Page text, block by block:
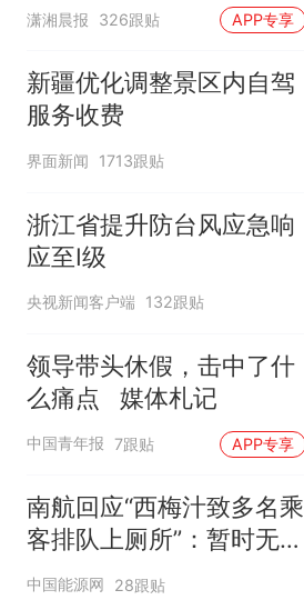
潇湘晨报 326跟贴 APP专享
新疆优化调整景区内自驾
服务收费
界面新闻 1713跟贴
浙江省提升防台风应急响
应至Ⅰ级
央视新闻客户端 132跟贴
领导带头休假，击中了什
么痛点 媒体札记
中国青年报 7跟贴 APP专享
南航回应“西梅汁致多名乘
客排队上厕所”：暂时无法
核查是否发放西梅汁
中国能源网 28跟贴